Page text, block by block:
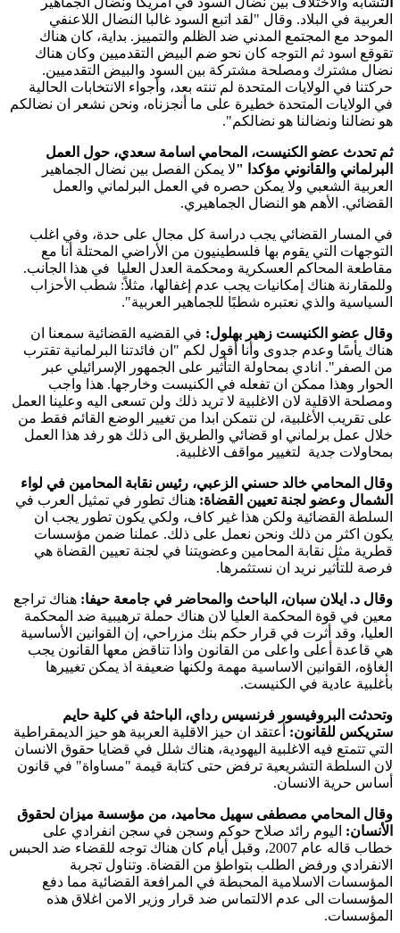
العربية في البلاد. وقال "لقد اتبع السود غالبا النضال اللاعنفي
الموحد مع المجتمع المدني ضد الظلم والتمييز. بداية، كان هناك
تقوقع اسود ثم التوجه كان نحو ضم البيض التقدميين وكان هناك
نضال مشترك ومصلحة مشتركة بين السود والبيض التقدميين.
حركتنا في الولايات المتحدة لم تنته بعد، وأجواء الانتخابات الحالية
في الولايات المتحدة خطيرة على ما أنجزناه، ونحن نشعر ان نضالكم
هو نضالنا ونضالنا هو نضالكم".
ثم تحدث عضو الكنيست، المحامي اسامة سعدي، حول العمل
البرلماني والقانوني مؤكدا "لا يمكن الفصل بين نضال الجماهير
العربية الشعبي ولا يمكن حصره في العمل البرلماني والعمل
القضائي. الأهم هو النضال الجماهيري.
في المسار القضائي يجب دراسة كل مجال على حدة، وفي اغلب
التوجهات التي يقوم بها فلسطينيون من الأراضي المحتلة أنا مع
مقاطعة المحاكم العسكرية ومحكمة العدل العليا في هذا الجانب.
وللمقارنة هناك إمكانيات يجب عدم إغفالها، مثلاً: شطب الأحزاب
السياسية والذي نعتبره شطبًا للجماهير العربية".
وقال عضو الكنيست زهير بهلول: في القضيه القضائية سمعنا ان
هناك يأسًا وعدم جدوى وأنا أقول لكم "ان فائدتنا البرلمانية تقترب
من الصفر". انادي بمحاولة التأثير على الجمهور الإسرائيلي عبر
الحوار وهذا ممكن ان تفعله في الكنيست وخارجها. هذا واجب
ومصلحة الاقلية لان الاغلبية لا تريد ذلك ولن تسعى اليه وعلينا العمل
على تقريب الأغلبية، لن نتمكن ابدا من تغيير الوضع القائم فقط من
خلال عمل برلماني او قضائي والطريق الى ذلك هو رفد هذا العمل
بمحاولات جدية لتغيير مواقف الاغلبية.
وقال المحامي خالد حسني الزعبي، رئيس نقابة المحامين في لواء
الشمال وعضو لجنة تعيين القضاة: هناك تطور في تمثيل العرب في
السلطة القضائية ولكن هذا غير كاف، ولكي يكون تطور يجب ان
يكون اكثر من ذلك ونحن نعمل على ذلك. عملنا ضمن مؤسسات
قطرية مثل نقابة المحامين وعضويتنا في لجنة تعيين القضاة هي
فرصة للتأثير نريد ان نستثمرها.
وقال د. ايلان سبان، الباحث والمحاضر في جامعة حيفا: هناك تراجع
معين في قوة المحكمة العليا لان هناك حملة ترهيبية ضد المحكمة
العليا، وقد أثرت في قرار حكم بنك مزراحي، إن القوانين الأساسية
هي قاعدة أعلى واعلى من القانون واذا تناقض معها القانون يجب
الغاؤه، القوانين الاساسية مهمة ولكنها ضعيفة اذ يمكن تغييرها
بأغلبية عادية في الكنيست.
وتحدثت البروفيسور فرنسيس رداي، الباحثة في كلية حايم
ستريكس للقانون: أعتقد ان حيز الاقلية العربية هو حيز الديمقراطية
التي تتمتع فيه الاغلبية اليهودية، هناك شلل في قضايا حقوق الانسان
لان السلطة التشريعية ترفض حتى كتابة قيمة "مساواة" في قانون
أساس حرية الانسان.
وقال المحامي مصطفى سهيل محاميد، من مؤسسة ميزان لحقوق
الأنسان: اليوم رائد صلاح حوكم وسجن في سجن انفرادي على
خطاب قاله عام 2007، وقبل أيام كان هناك توجه للقضاء ضد الحبس
الانفرادي ورفض الطلب بتواطؤ من القضاة. وتناول تجربة
المؤسسات الاسلامية المحبطة في المرافعة القضائية مما دفع
المؤسسات الى عدم الالتماس ضد قرار وزير الامن اغلاق هذه
المؤسسات.